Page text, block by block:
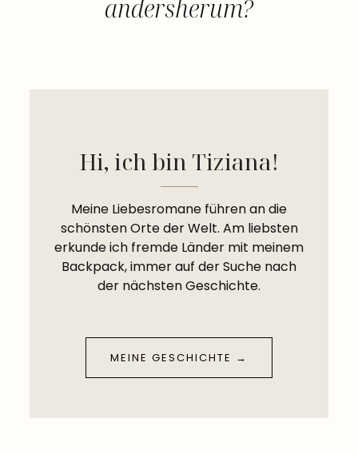
andersherum?
Hi, ich bin Tiziana!
Meine Liebesromane führen an die
schönsten Orte der Welt. Am liebsten
erkunde ich fremde Länder mit meinem
Backpack, immer auf der Suche nach
der nächsten Geschichte.
MEINE GESCHICHTE →